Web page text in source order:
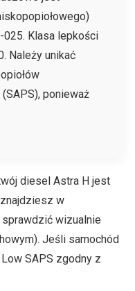
025. Klasa lepkości
Należy unikać
ponieważ
diesel Astra H jest
w
wizualnie
Jeśli samochód
SAPS zgodny z